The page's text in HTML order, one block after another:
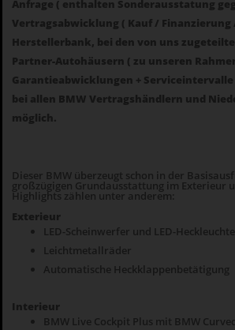
Anfrage ( enthalten Sonderausstatung
Vertragsabwicklung ( Kauf / Finanzierung
Herstellerbank, bei den von uns
Partner-Autohäusern ( zu unseren
Garantieabwicklungen +
bei allen BMW Vertragshändlern und
möglich.
Dieser BMW überzeugt schon in der
großzügigen Grundausstattung im Exterieur
Highlights zählen unter anderem:
Exterieur
LED-Scheinwerfer und LED-
Leichtmetallräder
Automatische Heckklappenbetätigung
Interieur
BMW Live Cockpit Plus mit BMW